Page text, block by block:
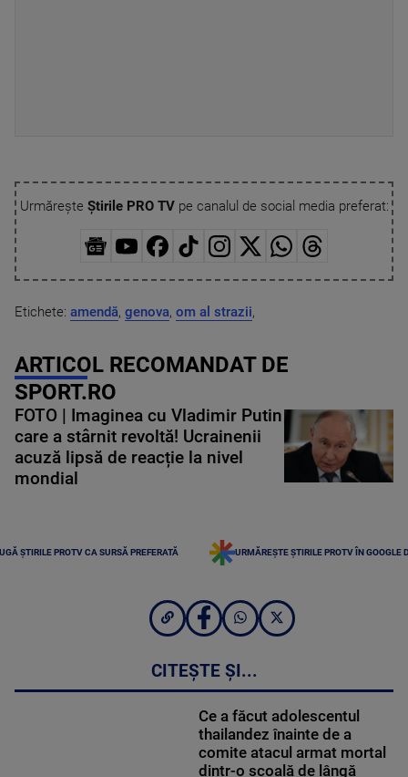
Urmărește Știrile PRO TVpe canalul de social media preferat:
Etichete: amendă, genova, om al strazii,
ARTICOL RECOMANDAT DE
SPORT.RO
FOTO | Imaginea cu Vladimir Putin
care a stârnit revoltă! Ucrainenii
acuză lipsă de reacție la nivel
mondial
ȘTIRILE PROTV CA SURSĂ PREFERATĂ URMĂREȘTE ȘTIRILE PROTV ÎN GOOGLE
CITEȘTE ȘI...
Ce a făcut adolescentul
thailandez înainte de a
comite atacul armat mortal
dintr-o școală de lângă